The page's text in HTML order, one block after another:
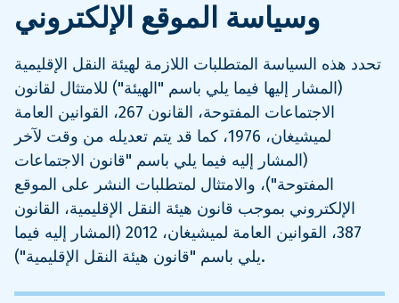
وسياسة الموقع الإلكتروني
تحدد هذه السياسة المتطلبات اللازمة لهيئة النقل الإقليمية
(المشار إليها فيما يلي باسم "الهيئة") للامتثال لقانون
الاجتماعات المفتوحة، القانون 267، القوانين العامة
لميشيغان، 1976، كما قد يتم تعديله من وقت لآخر
(المشار إليه فيما يلي باسم "قانون الاجتماعات
المفتوحة")، والامتثال لمتطلبات النشر على الموقع
الإلكتروني بموجب قانون هيئة النقل الإقليمية، القانون
387، القوانين العامة لميشيغان، 2012 (المشار إليه فيما
يلي باسم "قانون هيئة النقل الإقليمية").